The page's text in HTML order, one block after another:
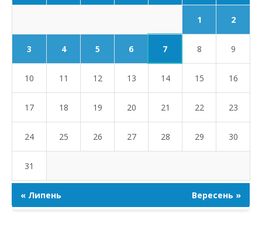
1 2
3 4 5 6 7 8 9
10 11 12 13 14 15 16
17 18 19 20 21 22 23
24 25 26 27 28 29 30
31
« Липень Вересень »